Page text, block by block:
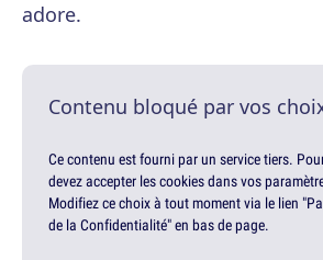
adore.
Contenu bloqué par vos
Ce contenu est fourni par un service tiers.
devez accepter les cookies dans vos
Modifiez ce choix à tout moment via le lien
de la Confidentialité" en bas de page.